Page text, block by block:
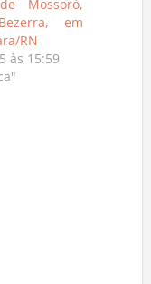
Mossoró,
em
RN
às 15:59